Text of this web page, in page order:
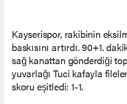
Kayserispor, rakibinin
baskısını artırdı. 90+1.
sağ kanattan gönderdiği
yuvarlağı Tuci kafayla
skoru eşitledi: 1-1.